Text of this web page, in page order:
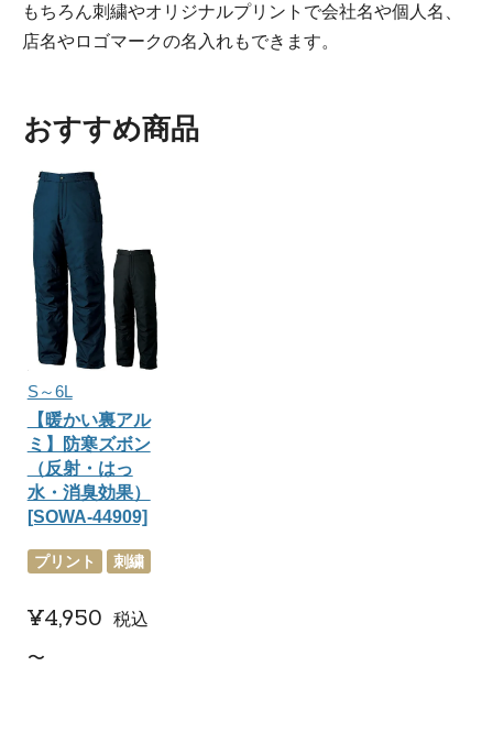
もちろん刺繍やオリジナルプリントで会社名や個人名、
店名やロゴマークの名入れもできます。
おすすめ商品
S～6L
【暖かい裏アル
ミ】防寒ズボン
（反射・はっ
水・消臭効果）
[SOWA-44909]
プリント 刺繍
¥4,950 税込
〜